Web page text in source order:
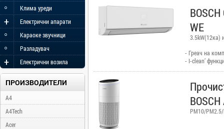
Клима уреди
◦
Електрични апарати
+
Караоке звучници
◦
Разладувач
◦
Електрични возила
+
ПРОИЗВОДИТЕЛИ
A4
A4Tech
Acer
WE
3.5kW(12ка)
- Греач на
- I-clean’
воздухот да
преку сензор
далечинскиот
на енергија,
PM10/